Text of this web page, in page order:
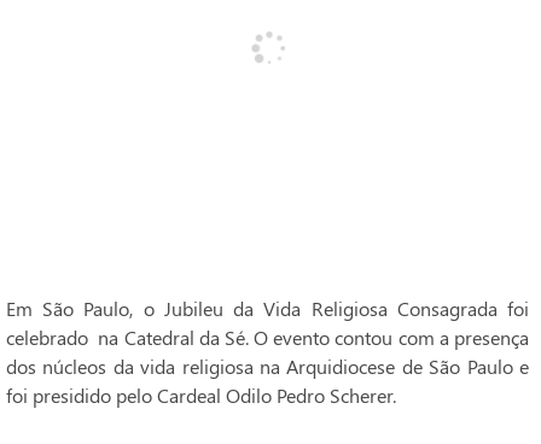
Em São Paulo, o Jubileu da Vida Religiosa Consagrada foi
celebrado na Catedral da Sé. O evento contou com a presença
dos núcleos da vida religiosa na Arquidiocese de São Paulo e
foi presidido pelo Cardeal Odilo Pedro Scherer.